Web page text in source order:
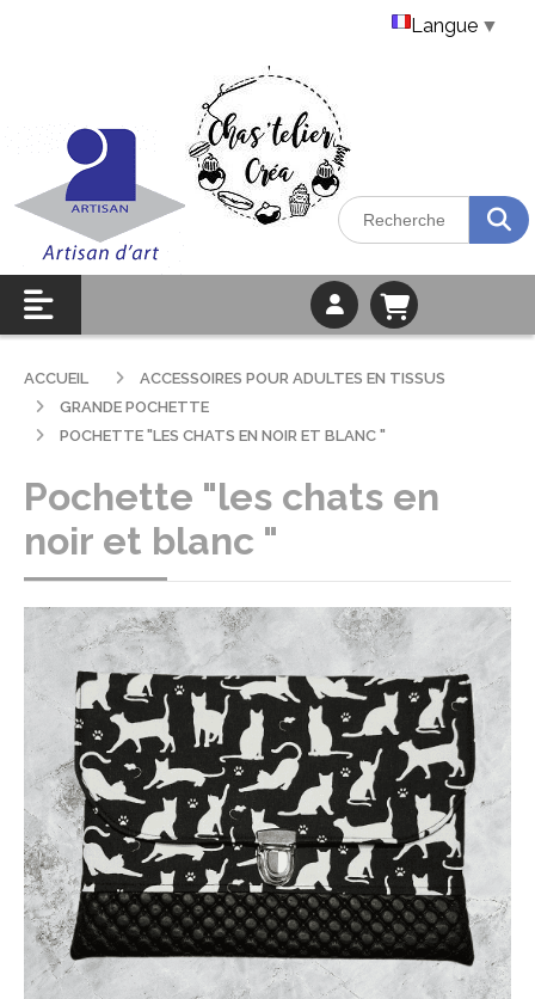
ACCUEIL
ACCESSOIRES POUR ADULTES EN TISSUS
GRANDE POCHETTE
POCHETTE "LES CHATS EN NOIR ET BLANC "
Pochette "les chats en
noir et blanc "
Langue ▼